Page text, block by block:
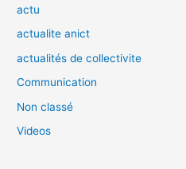
actu
actualite anict
actualités de collectivite
Communication
Non classé
Videos